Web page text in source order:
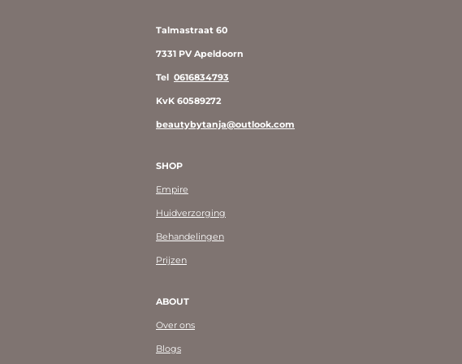
Talmastraat 60
7331 PV Apeldoorn
Tel 0616834793
KvK 60589272
beautybytanja@outlook.com
SHOP
Empire
Huidverzorging
Behandelingen
Prijzen
ABOUT
Over ons
Blogs